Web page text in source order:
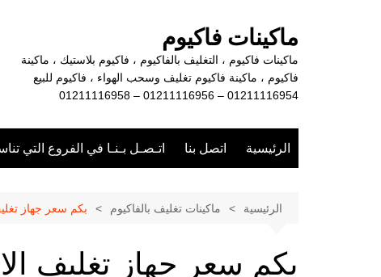
ماكينات فاكيوم
ماكينات فاكيوم ، التغليف بالفاكيوم ، فاكيوم بلاستيك ، ماكينة
فاكيوم ، ماكينة فاكيوم تغليف وسحب الهواء ، فاكيوم للبيع
01211116954 – 01211116956 – 01211116958
الرئيسية اتصل بنا اتـصـل بـنـا في الفروع التي
الرئيسية ماكينات تغليف بالفاكيوم بكم سعر جهاز
بكم سعر جهاز تغليف